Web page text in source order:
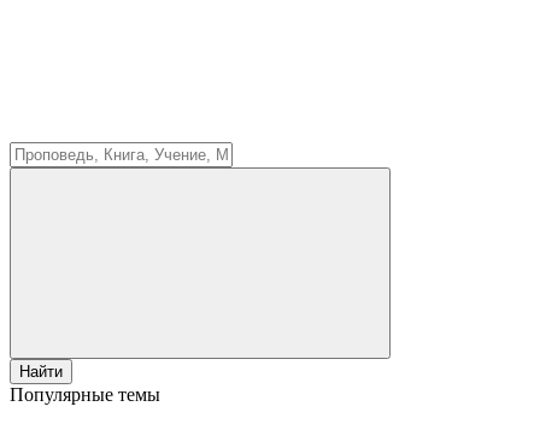
Найти
Популярные темы